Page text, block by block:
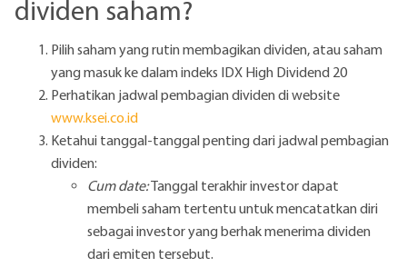
dividen saham?
Pilih saham yang rutin membagikan dividen, atau saham
yang masuk ke dalam indeks IDX High Dividend 20
Perhatikan jadwal pembagian dividen di website
www.ksei.co.id
Ketahui tanggal-tanggal penting dari jadwal pembagian
dividen:
Cum date:Tanggal terakhir investor dapat
membeli saham tertentu untuk mencatatkan diri
sebagai investor yang berhak menerima dividen
dari emiten tersebut.